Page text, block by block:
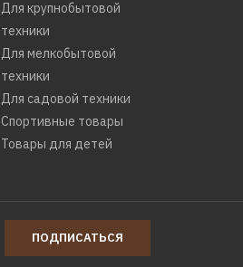
Для крупнобытовой
техники
Для мелкобытовой
техники
Для садовой техники
Спортивные товары
Товары для детей
ПОДПИСАТЬСЯ